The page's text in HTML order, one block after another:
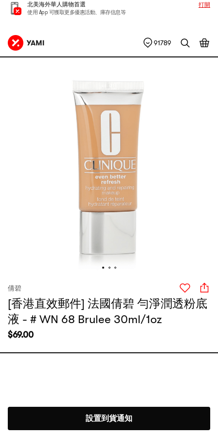
北美海外華人購物首選
使用 App 可獲取更多優惠活動、庫存信息等
打開
91789
倩碧
[香港直效郵件] 法國倩碧 勻淨潤透粉底
液 - # WN 68 Brulee 30ml/1oz
$69.00
設置到貨通知